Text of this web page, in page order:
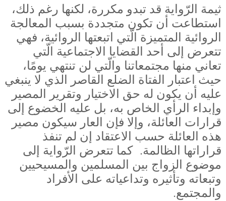
ثيمة الرّواية قد تبدو مكررة، لكنها رغم ذلك،
استطاعت أن تكون متجددة بسبب المعالجة
الروائية المتميزة الّتي اتبعتها الروائية، فهي
تتعرض إلى أحد القضايا الاجتماعية الّتي
تعاني منها مجتمعاتنا والّتي لن تنتهي يومًا،
حيث اعتبار الفتاة الضلع القاصر الذي لا ينبغي
عليه أن يكون له حق الاختيار وتقرير المصير
وإبداء الرأي الخاص به، بل عليه الخضوع إلى
قرارات العائلة، وإلا فإن العار سيكون مصير
هذه العائلة حسب الاعتقاد إن لم تنفذ
قراراتها الظالمة. كما تتعرض الرّواية إلى
موضوع الزواج بين المسلمين والمسيحيين
وتبعاته وتأثيره وتداعياته على الأفراد
والمجتمع.